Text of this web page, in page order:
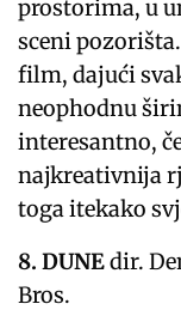
prostorima, u
sceni
film, dajući
neophodnu
interesantno,
najkreativnija
toga itekako
8. DUNEdir.
Bros.